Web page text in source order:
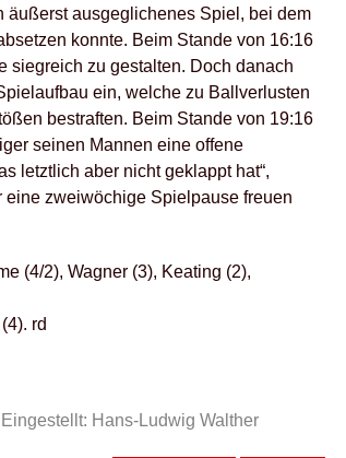
äußerst ausgeglichenes Spiel, bei dem
konnte. Beim Stande von 16:16
siegreich zu gestalten. Doch danach
ein, welche zu Ballverlusten
bestraften. Beim Stande von 19:16
seinen Mannen eine offene
letztlich aber nicht geklappt hat“,
eine zweiwöchige Spielpause freuen
(4/2), Wagner (3), Keating (2),
rd
Eingestellt: Hans-Ludwig Walther